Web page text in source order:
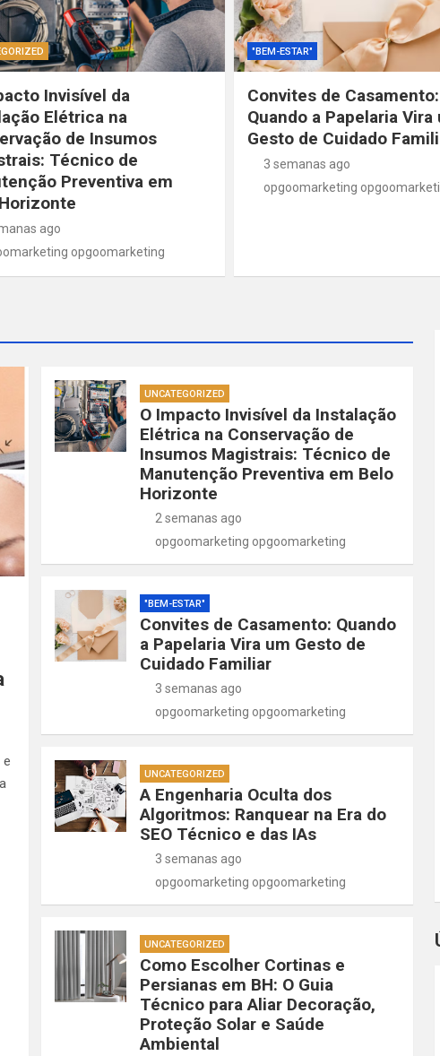
Invisível da
Elétrica na
de Insumos
Técnico de
Preventiva em
ago
opgoomarketing
"BEM-ESTAR"
Convites de Casamento:
Quando a Papelaria Vira
Gesto de Cuidado
3 semanas ago
opgoomarketing
UNCATEGORIZED
O Impacto Invisível da Instalação
Elétrica na Conservação de
Insumos Magistrais: Técnico de
Manutenção Preventiva em Belo
Horizonte
2 semanas ago
opgoomarketing opgoomarketing
"BEM-ESTAR"
Convites de Casamento: Quando
a Papelaria Vira um Gesto de
Cuidado Familiar
3 semanas ago
opgoomarketing opgoomarketing
UNCATEGORIZED
A Engenharia Oculta dos
Algoritmos: Ranquear na Era do
SEO Técnico e das IAs
3 semanas ago
opgoomarketing opgoomarketing
UNCATEGORIZED
Como Escolher Cortinas e
Persianas em BH: O Guia
Técnico para Aliar Decoração,
Proteção Solar e Saúde
Ambiental